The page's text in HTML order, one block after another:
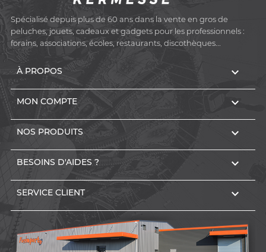
Spécialisé depuis plus de 60 ans dans la vente en gros de
peluches, jouets, cadeaux et gadgets pour les professionnels :
forains, associations, écoles, restaurants, discothèques...
À PROPOS 
MON COMPTE 
NOS PRODUITS 
BESOINS D'AIDES ? 
SERVICE CLIENT 